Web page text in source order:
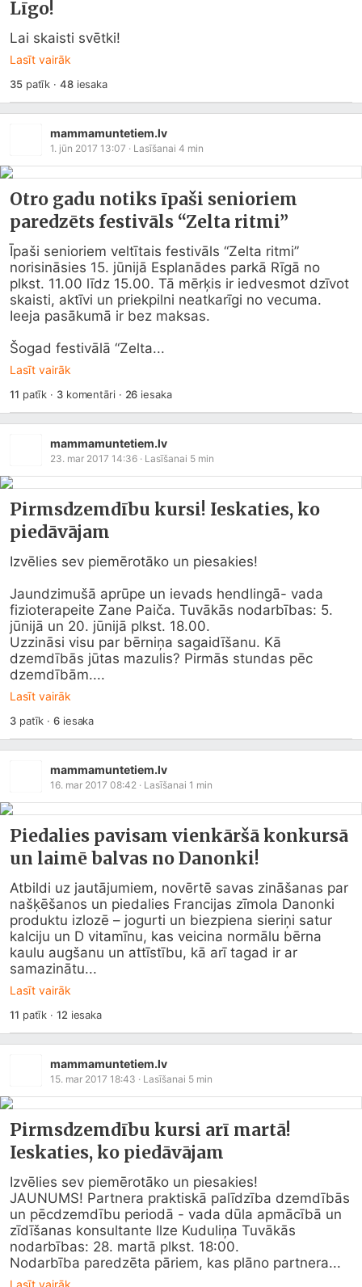
Līgo!
Lai skaisti svētki!
Lasīt vairāk
35patīk · 48iesaka
mammamuntetiem.lv
1. jūn 2017 13:07 · Lasīšanai 4 min
Otro gadu notiks īpaši senioriem
paredzēts festivāls “Zelta ritmi”
Īpaši senioriem veltītais festivāls “Zelta ritmi”
norisināsies 15. jūnijā Esplanādes parkā Rīgā no
plkst. 11.00 līdz 15.00. Tā mērķis ir iedvesmot dzīvot
skaisti, aktīvi un priekpilni neatkarīgi no vecuma.
Ieeja pasākumā ir bez maksas.
Šogad festivālā “Zelta...
Lasīt vairāk
11 patīk · 3komentāri · 26 iesaka
mammamuntetiem.lv
23. mar 2017 14:36 · Lasīšanai 5 min
Pirmsdzemdību kursi! Ieskaties, ko
piedāvājam
Izvēlies sev piemērotāko un piesakies!
Jaundzimušā aprūpe un ievads hendlingā- vada
fizioterapeite Zane Paiča. Tuvākās nodarbības: 5.
jūnijā un 20. jūnijā plkst. 18.00.
Uzzināsi visu par bērniņa sagaidīšanu. Kā
dzemdībās jūtas mazulis? Pirmās stundas pēc
dzemdībām....
Lasīt vairāk
3patīk ·6iesaka
mammamuntetiem.lv
16. mar 2017 08:42 · Lasīšanai 1 min
Piedalies pavisam vienkāršā konkursā
un laimē balvas no Danonki!
Atbildi uz jautājumiem, novērtē savas zināšanas par
našķēšanos un piedalies Francijas zīmola Danonki
produktu izlozē – jogurti un biezpiena sieriņi satur
kalciju un D vitamīnu, kas veicina normālu bērna
kaulu augšanu un attīstību, kā arī tagad ir ar
samazinātu...
Lasīt vairāk
11 patīk · 12 iesaka
mammamuntetiem.lv
15. mar 2017 18:43 · Lasīšanai 5 min
Pirmsdzemdību kursi arī martā!
Ieskaties, ko piedāvājam
Izvēlies sev piemērotāko un piesakies!
JAUNUMS! Partnera praktiskā palīdzība dzemdībās
un pēcdzemdību periodā - vada dūla apmācībā un
zīdīšanas konsultante Ilze Kuduliņa Tuvākās
nodarbības: 28. martā plkst. 18:00.
Nodarbība paredzēta pāriem, kas plāno partnera...
Lasīt vairāk